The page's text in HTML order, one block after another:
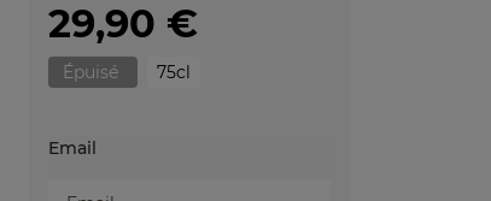
29,90 €
Épuisé 75cl
Email